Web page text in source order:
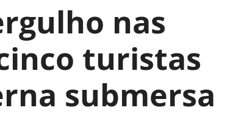
nas
turistas
submersa